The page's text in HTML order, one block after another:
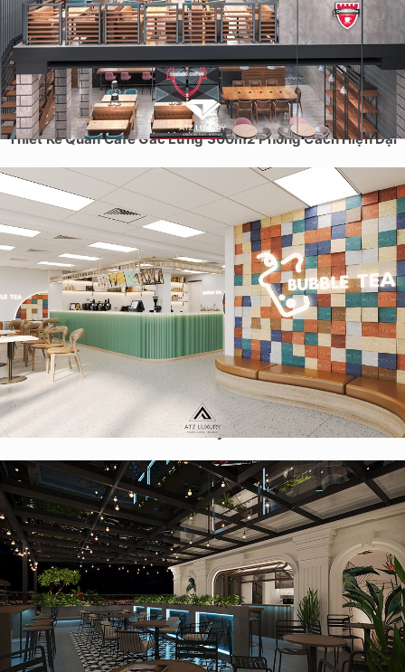
Thiết Kế Quán Cafe Gác Lửng 300m2 Phong Cách Hiện Đại
Thiết kế quán trà sữa phong cách Scandinavian 120m2 tại
Hoa Kỳ